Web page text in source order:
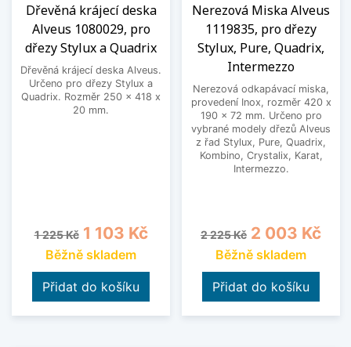
Dřevěná krájecí deska
Alveus 1080029, pro
dřezy Stylux a Quadrix
Dřevěná krájecí deska Alveus.
Určeno pro dřezy Stylux a
Quadrix. Rozměr 250 x 418 x
20 mm.
Běžná cena
1 225 Kč Cena
1 103 Kč
Běžně skladem
Přidat do košíku
Nerezová Miska Alveus
1119835, pro dřezy
Stylux, Pure, Quadrix,
Intermezzo
Nerezová odkapávací miska,
provedení Inox, rozměr 420 x
190 x 72 mm. Určeno pro
vybrané modely dřezů Alveus
z řad Stylux, Pure, Quadrix,
Kombino, Crystalix, Karat,
Intermezzo.
Běžná cena
2 225 Kč Cena
2 003 Kč
Běžně skladem
Přidat do košíku